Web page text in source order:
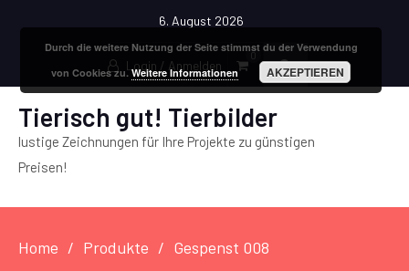
6. August 2026
Login / Anmelden
0
Tierisch gut! Tierbilder
lustige Zeichnungen für Ihre Projekte zu günstigen
Preisen!
Home Produkte Gespenst 008
Durch die weitere Nutzung der Seite stimmst du der Verwendung
von Cookies zu.Weitere Informationen AKZEPTIEREN